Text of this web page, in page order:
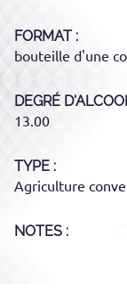
FORMAT
bouteille d'une
DEGRÉ
13.00
TYPE
Agriculture
NOTES :